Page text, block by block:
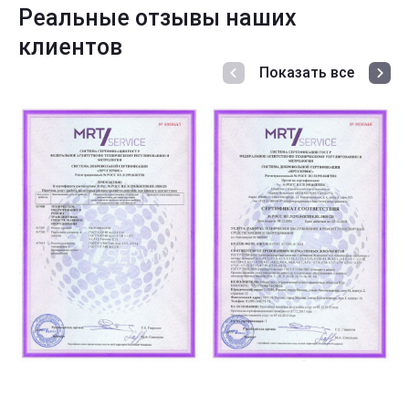
Реальные отзывы наших
клиентов
Показать все